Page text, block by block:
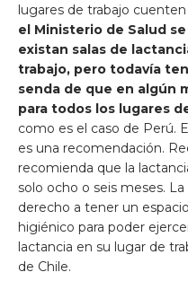
lugares de trabajo
el Ministerio de Salud
existan salas de
trabajo, pero todavía
senda de que en algún
para todos los lugares
como es el caso de Perú.
es una recomendación.
recomienda que la
solo ocho o seis meses.
derecho a tener un
higiénico para poder
lactancia en su lugar de
de Chile.